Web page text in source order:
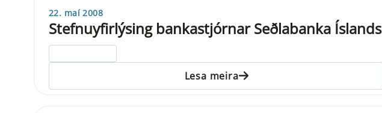
22. maí 2008
Stefnuyfirlýsing bankastjórnar Seðlabanka Íslands
Lesa meira